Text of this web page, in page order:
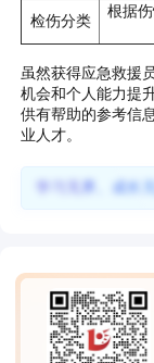
检伤分类
根据
虽然获得应急救援
机会和个人能力提
供有帮助的参考信
业人才。
学习无界、成长